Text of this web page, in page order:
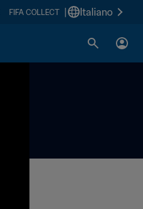
FIFA COLLECT Italiano